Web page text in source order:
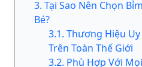
3. Tại Sao Nên Chọn
Bé?
3.1. Thương Hiệu
Trên Toàn Thế Giới
3.2. Phù Hợp Với